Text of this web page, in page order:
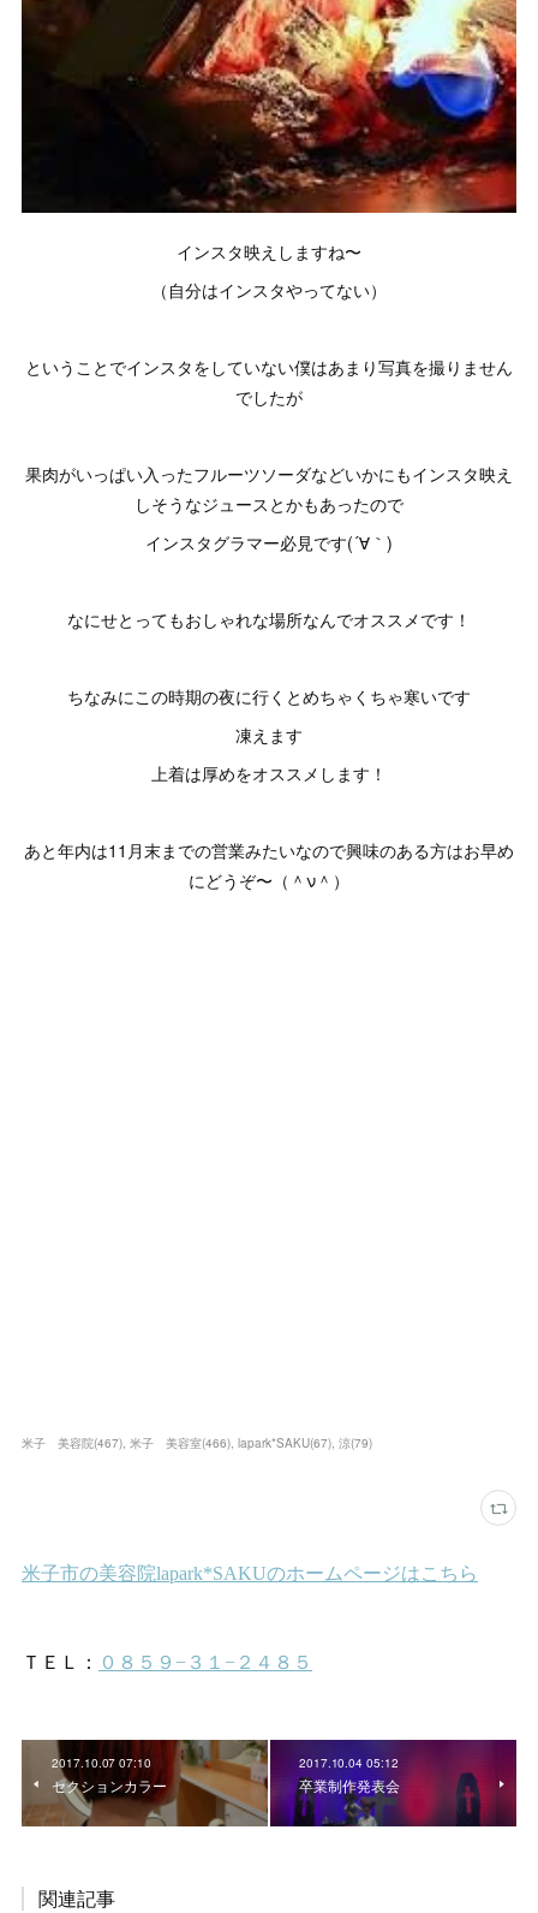
インスタ映えしますね〜
（自分はインスタやってない）
ということでインスタをしていない僕はあまり写真を撮りません
でしたが
果肉がいっぱい入ったフルーツソーダなどいかにもインスタ映え
しそうなジュースとかもあったので
インスタグラマー必見です(´∀｀)
なにせとってもおしゃれな場所なんでオススメです！
ちなみにこの時期の夜に行くとめちゃくちゃ寒いです
凍えます
上着は厚めをオススメします！
あと年内は11月末までの営業みたいなので興味のある方はお早め
にどうぞ〜（＾ν＾）
米子 美容院(467) 米子 美容室(466) lapark*SAKU(67) 涼(79)
2017.10.07 07:10
セクションカラー
2017.10.04 05:12
卒業制作発表会
関連記事